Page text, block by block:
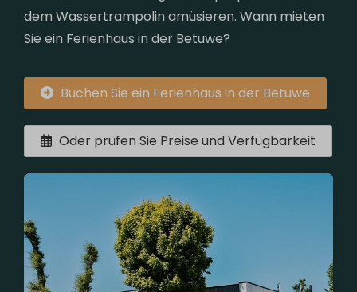
dem Wassertrampolin amüsieren. Wann mieten
Sie ein Ferienhaus in der Betuwe?
Buchen Sie ein Ferienhaus in der Betuwe
Oder prüfen Sie Preise und Verfügbarkeit